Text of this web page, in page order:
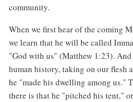
community.
When we first hear of the coming
we learn that he will be called
"God with us" (Matthew 1:23). And
human history, taking on our flesh
he "made his dwelling among us."
there is that he "pitched his tent,"